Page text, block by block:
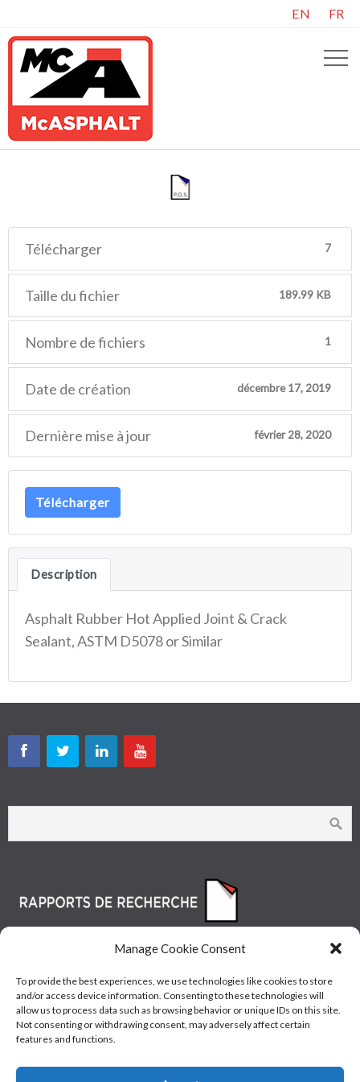
Manage Cookie Consent
To provide the best experiences, we use technologies like cookies to store
and/or access device information. Consenting to these technologies will
allow us to process data such as browsing behavior or unique IDs on this site.
Not consenting or withdrawing consent, may adversely affect certain
features and functions.
EN FR
Télécharger 7
Taille du fichier 189.99 KB
Nombre de fichiers 1
Date de création décembre 17, 2019
Dernière mise à jour février 28, 2020
Télécharger
Description
Asphalt Rubber Hot Applied Joint & Crack
Sealant, ASTM D5078 or Similar